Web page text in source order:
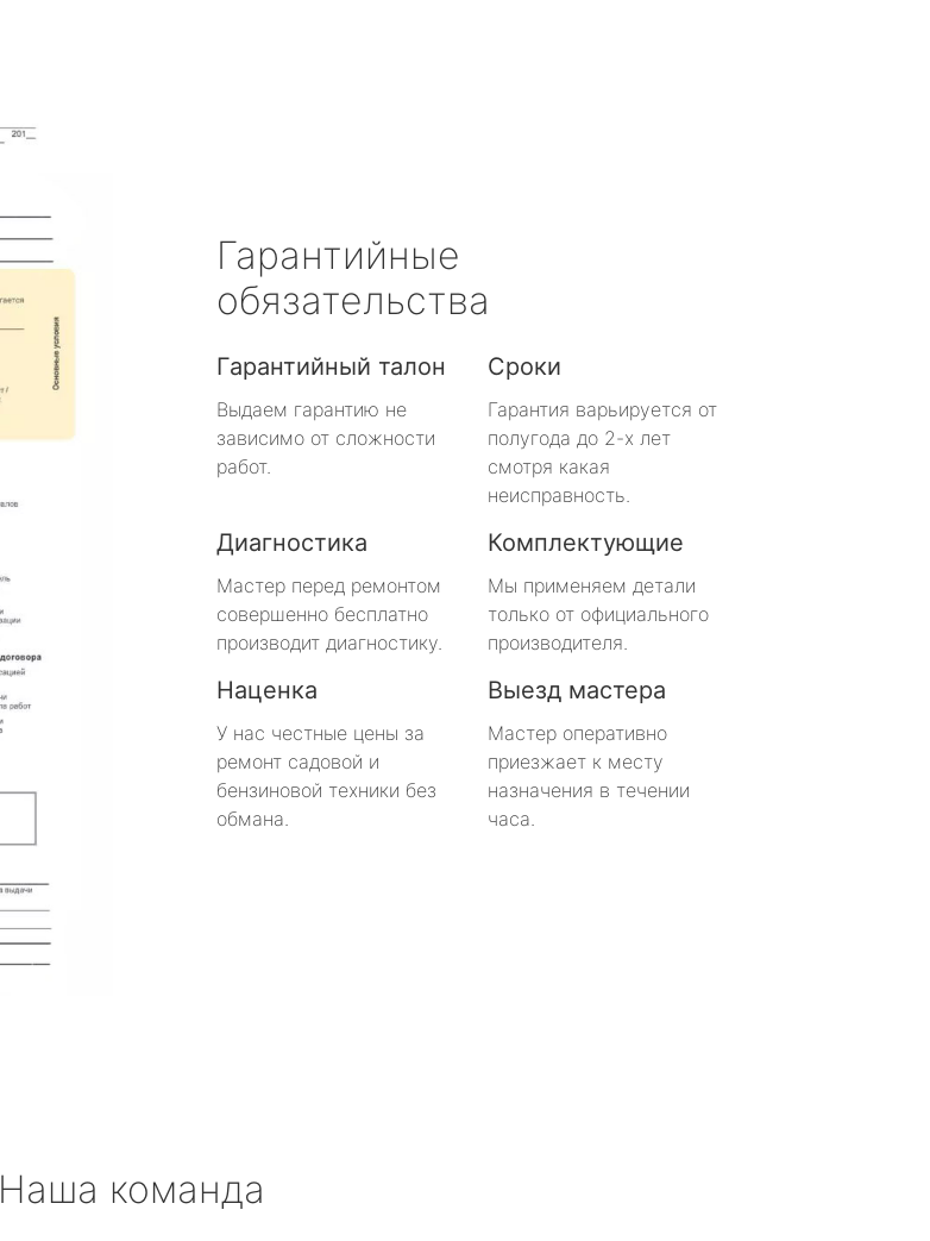
Гарантийные
обязательства
Гарантийный талон
Выдаем гарантию не
зависимо от сложности
работ.
Сроки
Гарантия варьируется от
полугода до 2-х лет
смотря какая
неисправность.
Диагностика
Мастер перед ремонтом
совершенно бесплатно
производит диагностику.
Комплектующие
Мы применяем детали
только от официального
производителя.
Наценка
У нас честные цены за
ремонт садовой и
бензиновой техники без
обмана.
Выезд мастера
Мастер оперативно
приезжает к месту
назначения в течении
часа.
Наша команда